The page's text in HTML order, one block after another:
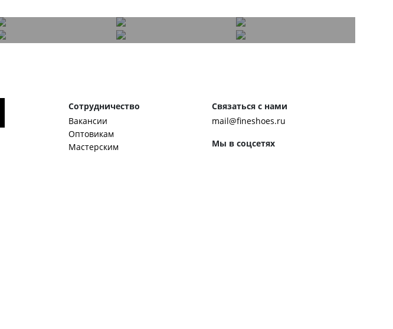
Сотрудничество
Вакансии
Оптовикам
Мастерским
Связаться с нами
mail@fineshoes.ru
Мы в соцсетях